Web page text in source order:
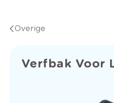
Overige
Verfbak Voor